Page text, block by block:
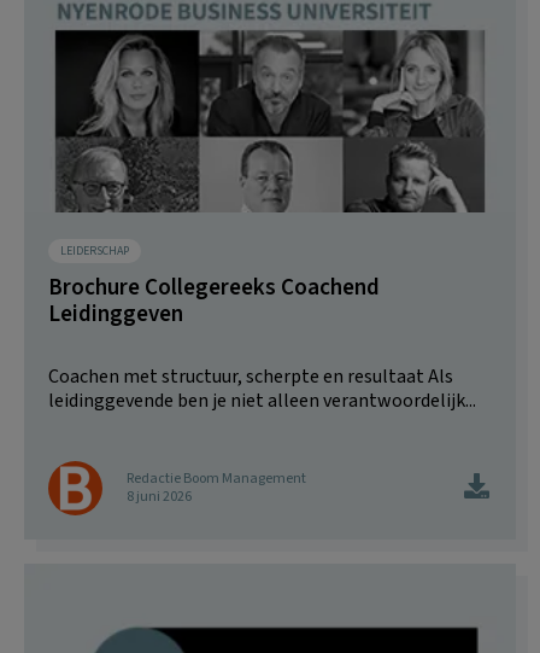
LEIDERSCHAP
Brochure Collegereeks Coachend
Leidinggeven
Coachen met structuur, scherpte en resultaat Als
leidinggevende ben je niet alleen verantwoordelijk...
Redactie Boom Management
8 juni 2026